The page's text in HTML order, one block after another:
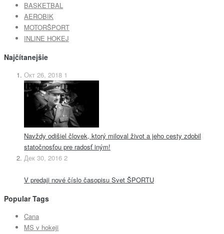
BASKETBAL
AEROBIK
MOTORŠPORT
INLINE HOKEJ
Najčítanejšie
Окт 26, 2018 1
Navždy odišiel človek, ktorý miloval život a jeho cesty zdobil
statočnosťou pre radosť iným!
Дек 30, 2016 2
V predaji nové číslo časopisu Svet ŠPORTU
Popular Tags
Cana
MS v hokeji